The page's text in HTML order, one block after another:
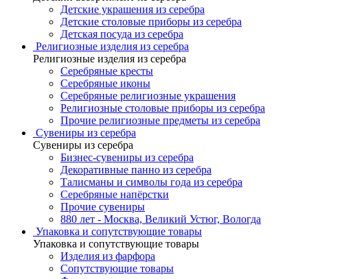
Детские украшения из серебра
Детские столовые приборы из серебра
Детская посуда из серебра
Религиозные изделия из серебра
Религиозные изделия из серебра
Серебряные кресты
Серебряные иконы
Серебряные религиозные украшения
Религиозные столовые приборы из серебра
Прочие религиозные предметы из серебра
Сувениры из серебра
Сувениры из серебра
Бизнес-сувениры из серебра
Декоративные панно из серебра
Талисманы и символы года из серебра
Серебряные напёрстки
Прочие сувениры
880 лет - Москва, Великий Устюг, Вологда
Упаковка и сопутствующие товары
Упаковка и сопутствующие товары
Изделия из фарфора
Сопутствующие товары